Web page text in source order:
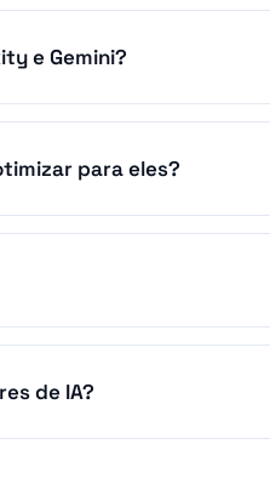
e Gemini?
para eles?
de IA?